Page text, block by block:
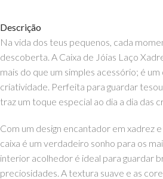
Descrição
Na vida dos teus pequenos, cada
descoberta. A Caixa de Jóias Laço
mais do que um simples acessório; é
criatividade. Perfeita para guardar
traz um toque especial ao dia a dia das
Com um design encantador em xadrez
caixa é um verdadeiro sonho para os
interior acolhedor é ideal para guardar
preciosidades. A textura suave e as